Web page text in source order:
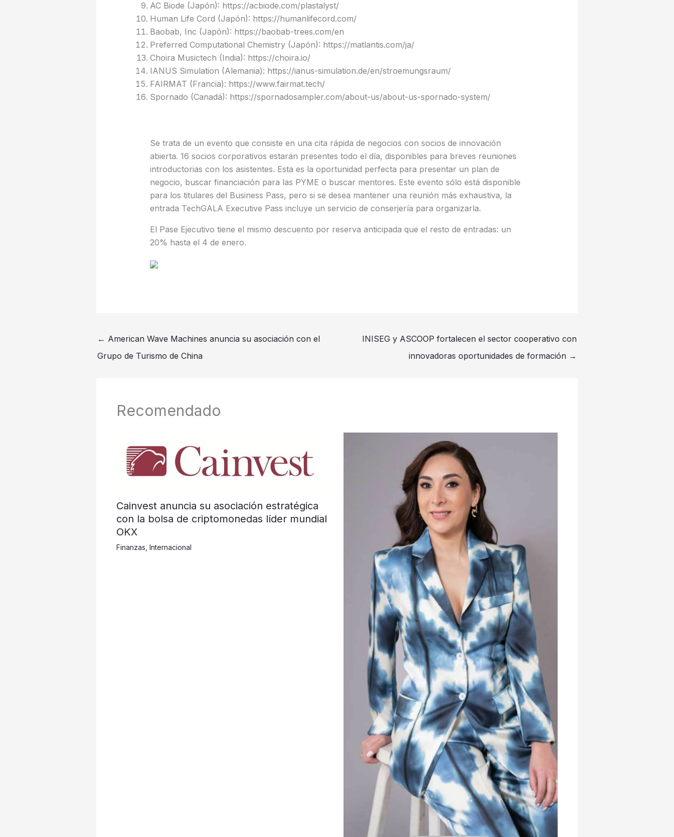
AC Biode (Japón): https://acbiode.com/plastalyst/
Human Life Cord (Japón): https://humanlifecord.com/
Baobab, Inc (Japón): https://baobab-trees.com/en
Preferred Computational Chemistry (Japón): https://matlantis.com/ja/
Choira Musictech (India): https://choira.io/
IANUS Simulation (Alemania): https://ianus-simulation.de/en/stroemungsraum/
FAIRMAT (Francia): https://www.fairmat.tech/
Spornado (Canadá): https://spornadosampler.com/about-us/about-us-spornado-system/
Se trata de un evento que consiste en una cita rápida de negocios con socios de innovación
abierta. 16 socios corporativos estarán presentes todo el día, disponibles para breves reuniones
introductorias con los asistentes. Esta es la oportunidad perfecta para presentar un plan de
negocio, buscar financiación para las PYME o buscar mentores. Este evento sólo está disponible
para los titulares del Business Pass, pero si se desea mantener una reunión más exhaustiva, la
entrada TechGALA Executive Pass incluye un servicio de conserjería para organizarla.
El Pase Ejecutivo tiene el mismo descuento por reserva anticipada que el resto de entradas: un
20% hasta el 4 de enero.
← American Wave Machines anuncia su asociación con el
Grupo de Turismo de China
INISEG y ASCOOP fortalecen el sector cooperativo con
innovadoras oportunidades de formación →
Recomendado
Cainvest anuncia su asociación estratégica
con la bolsa de criptomonedas líder mundial
OKX
Finanzas Internacional